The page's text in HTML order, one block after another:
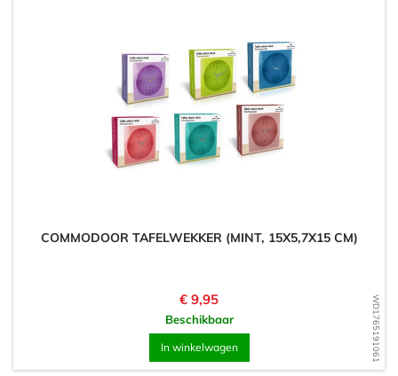
WD1765191061
COMMODOOR TAFELWEKKER (MINT, 15X5,7X15 CM)
Prijs
€ 9,95
Beschikbaar
In winkelwagen